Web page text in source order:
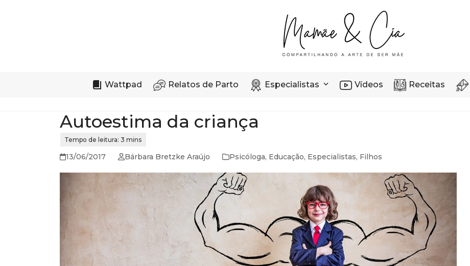
Wattpad Relatos de Parto Especialistas Vídeos Receitas
Autoestima da criança
13/06/2017 Bárbara Bretzke Araújo Psicóloga, Educação, Especialistas, Filhos